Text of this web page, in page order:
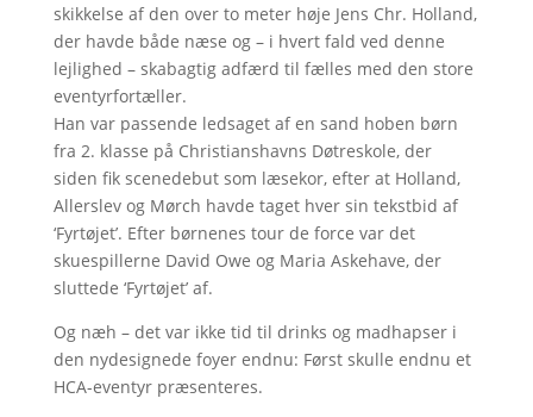
skikkelse af den over to meter høje Jens Chr. Holland,
der havde både næse og – i hvert fald ved denne
lejlighed – skabagtig adfærd til fælles med den store
eventyrfortæller.
Han var passende ledsaget af en sand hoben børn
fra 2. klasse på Christianshavns Døtreskole, der
siden fik scenedebut som læsekor, efter at Holland,
Allerslev og Mørch havde taget hver sin tekstbid af
‘Fyrtøjet’. Efter børnenes tour de force var det
skuespillerne David Owe og Maria Askehave, der
sluttede ‘Fyrtøjet’ af.
Og næh – det var ikke tid til drinks og madhapser i
den nydesignede foyer endnu: Først skulle endnu et
HCA-eventyr præsenteres.